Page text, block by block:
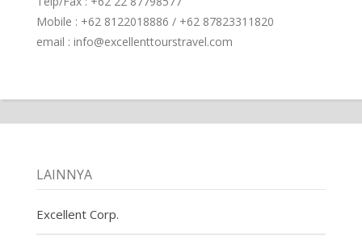
Mobile : +62 8122018886 / +62 87823311820
email : info@excellenttourstravel.com
LAINNYA
Excellent Corp.